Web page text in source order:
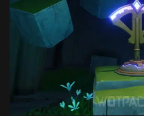
Crimson Desert
Zenless Zone Zero
Kingdom Come:
Билды Arknights:
Билды Wuthering
Билды Cyberpunk 2077